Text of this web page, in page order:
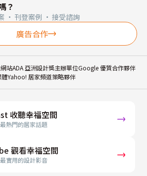
？
· 刊登案例 · 接受諮詢
廣告合作
站ADA 亞洲設計獎主辦單位Google 優質合作夥伴
體Yahoo! 居家頻道策略夥伴
收聽幸福空間
熱門的居家話題
觀看幸福空間
實用的設計影音